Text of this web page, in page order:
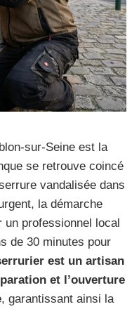
sur-Seine est la
se retrouve coincé
vandalisée dans
la démarche
un professionnel local
de 30 minutes pour
est un artisan
et l’ouverture
, garantissant ainsi la